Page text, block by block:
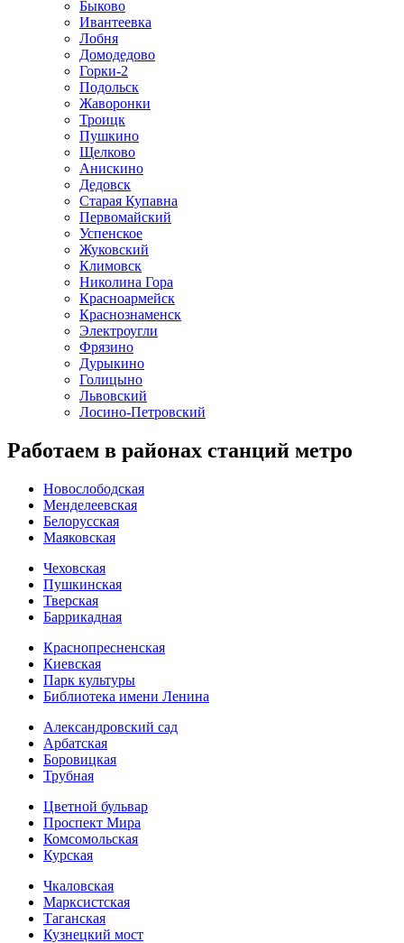
Быково
Ивантеевка
Лобня
Домодедово
Горки-2
Подольск
Жаворонки
Троицк
Пушкино
Щелково
Анискино
Дедовск
Старая Купавна
Первомайский
Успенское
Жуковский
Климовск
Николина Гора
Красноармейск
Краснознаменск
Электроугли
Фрязино
Дурыкино
Голицыно
Львовский
Лосино-Петровский
Работаем в районах станций метро
Новослободская
Менделеевская
Белорусская
Маяковская
Чеховская
Пушкинская
Тверская
Баррикадная
Краснопресненская
Киевская
Парк культуры
Библиотека имени Ленина
Александровский сад
Арбатская
Боровицкая
Трубная
Цветной бульвар
Проспект Мира
Комсомольская
Курская
Чкаловская
Марксистская
Таганская
Кузнецкий мост